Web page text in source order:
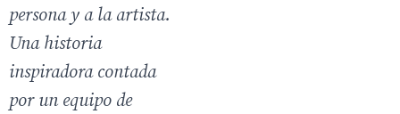
persona y a la artista.
Una historia
inspiradora contada
por un equipo de